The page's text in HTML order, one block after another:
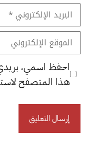
البريد
الإلكتروني
الموقع
الإلكتروني
احفظ اسمي، بريدي
هذا المتصفح